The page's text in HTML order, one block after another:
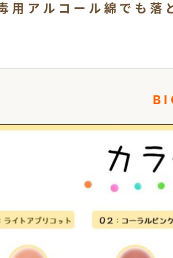
用アルコール綿でも落